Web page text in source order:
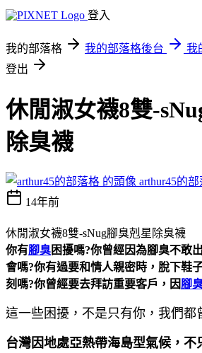
登入
我的部落格 我的部落格後台
我
登出
休閒淑女襪8雙-
除臭襪
arthur45的
14年前
休閒淑女襪8雙-sNug腳臭剋星除臭襪
你有腳臭困擾嗎?你曾經因為腳臭不敢
會嗎?你有過要和情人親密時，脫下鞋
刻嗎?你曾經要去拜訪重要客戶，因腳
這一些困擾，不是只有你，我們都
台灣因地處亞熱帶海島型氣候，不